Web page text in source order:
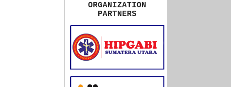
ORGANIZATION
PARTNERS